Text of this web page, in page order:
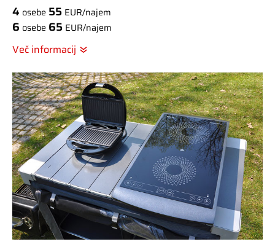
4 osebe 55 EUR/najem
6 osebe 65 EUR/najem
Več informacij